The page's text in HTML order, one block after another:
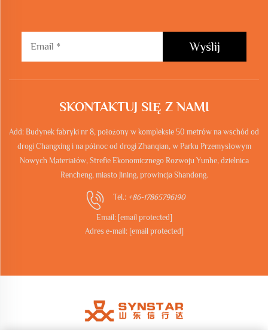
Wyślij
SKONTAKTUJ SIĘ Z NAMI
Add: Budynek fabryki nr 8, położony w kompleksie 50 metrów na wschód od
drogi Changxing i na północ od drogi Zhanqian, w Parku Przemysłowym
Nowych Materiałów, Strefie Ekonomicznego Rozwoju Yunhe, dzielnica
Rencheng, miasto Jining, prowincja Shandong.
Tel.: +86-17865796190
Email: [email protected]
Adres e-mail: [email protected]